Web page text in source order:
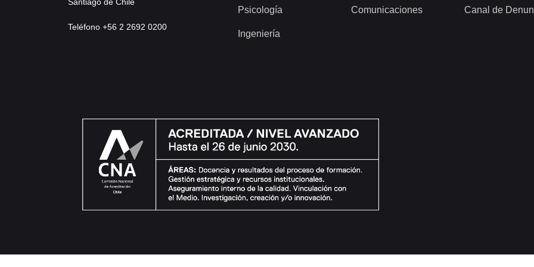
Santiago de Chile
Teléfono +56 2 2692 0200
Psicología
Ingeniería
Comunicaciones Canal de